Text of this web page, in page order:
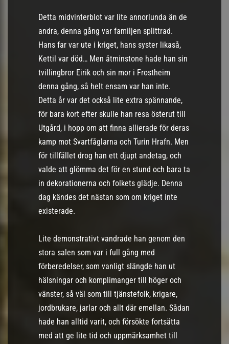
Detta midvinterblot var lite annorlunda än de
andra, denna gång var familjen splittrad.
Hans far var ute i kriget, hans syster likaså,
Kettil var död… Men åtminstone hade han sin
tvillingbror Eirik och sin mor i Frostheim
denna gång, så helt ensam var han inte.
Detta år var det också lite extra spännande,
för bara kort efter skulle han resa österut till
Utgård, i hopp om att finna allierade för deras
kamp mot Svartfåglarna och Turin Hrafn. Men
för tillfället drog han ett djupt andetag, och
valde att glömma det för en stund och bara ta
in dekorationerna och folkets glädje. Denna
dag kändes det nästan som om kriget inte
existerade.
Lite demonstrativt vandrade han genom den
stora salen som var i full gång med
förberedelser, som vanligt slängde han ut
hälsningar och komplimanger till höger och
vänster, så väl som till tjänstefolk, krigare,
jordbrukare, jarlar och allt där emellan. Sådan
hade han alltid varit, och försökte fortsätta
med att ge lite tid och uppmärksamhet till